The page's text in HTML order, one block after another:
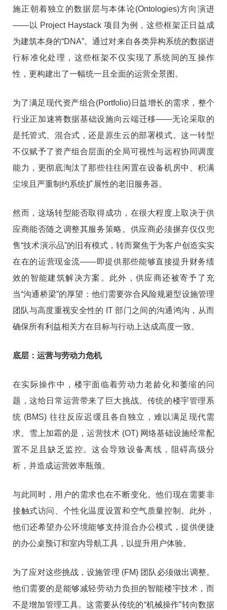
施正朝着独立的数据层与本体论(Ontologies)方向演进
——以 Project Haystack 项目为例，这些框架正日益成
为建筑本身的“DNA”。通过对来自各类异构系统的数据进
行标准化处理，这些框架不仅实现了系统间的互操作
性，更构建出了一幅统一且全面的运营全景图。
为了满足现代资产组合(Portfolio)日益增长的需求，整个
行业正加速将数据基础设施向云端迁移——无论采取的
是托管式、混合式，还是原生云的部署模式。这一转型
不仅赋予了资产组合层面的全局可视性与远程协同调度
能力，更彻底淘汰了那些往往闲置在设备机房中、积满
尘埃且严重制约系统扩展性的老旧服务器。
然而，这场转型能否取得成功，在很大程度上取决于供
应商能否随之调整其服务策略。供应商必须摒弃仅仅兜
售“技术演示品”的旧有模式，转而聚焦于为客户创造实实
在在的运营现金流——即提供那些能够直接提升财务绩
效的智能建筑解决方案。此外，供应商还被寄予了充
当“沟通桥梁”的厚望：他们需要弥合风险规避型设施管理
团队与高度重视安全性的 IT 部门之间的沟通鸿沟，从而
确保所有利益相关方在目标与行动上达成高度一致。
底层：运营与劳动力危机
在实际操作中，楼宇面临着劳动力老龄化和萎缩的问
题，这给日常运营带来了巨大挑战。传统的楼宇管理系
统 (BMS) 往往反应迟缓且各自独立，难以满足现代需
求。雪上加霜的是，运营技术 (OT) 网络基础设施经常配
置不足且缺乏监控。这会导致设备离线，阻碍高级分
析，并造成运营效率瓶颈。
与此同时，用户的需求也在不断变化。他们现在需要非
接触式访问、个性化温度设置和空气质量控制。此外，
他们还希望办公环境能够支持混合办公模式，提供便捷
的办公桌预订和室内导航工具，以提升用户体验。
为了应对这些挑战，设施管理 (FM) 团队必须做出调整。
他们需要的是能够减轻劳动力负担的智能楼宇技术，而
不是增加管理工具。这需要从传统的“机械操作”转向数据